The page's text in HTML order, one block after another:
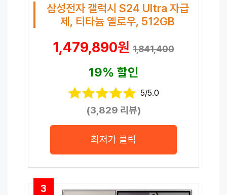
삼성전자 갤럭시 S24 Ultra 자급
제, 티타늄 옐로우, 512GB
1,479,890원 1,841,400
19% 할인
5/5.0
(3,829 리뷰)
최저가 클릭
3